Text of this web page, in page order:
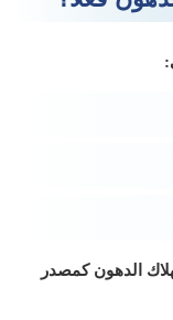
الدهون كمصدر